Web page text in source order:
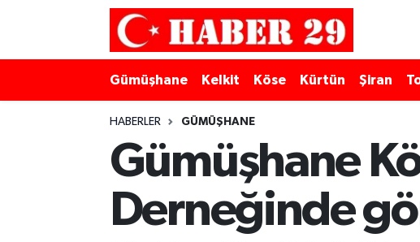
Gümüşhane Kelkit Köse Kürtün Şiran
HABERLER GÜMÜŞHANE
Gümüşhane
Derneğinde
Merkez Hava Durumu
Merkez Trafik Yoğunluk Haritası
Süper Lig Puan Durumu ve Fikstür
Son Dakika Haberleri